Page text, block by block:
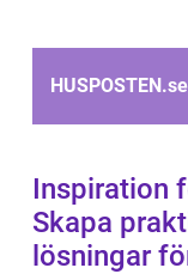
HUSPOSTEN.se
Inspiration
Skapa
lösningar